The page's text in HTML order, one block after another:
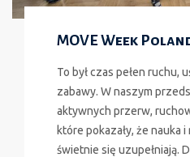
MOVE Week
To był czas pełen ruchu,
zabawy. W naszym
aktywnych przerw,
które pokazały, że nauka
świetnie się uzupełniają.